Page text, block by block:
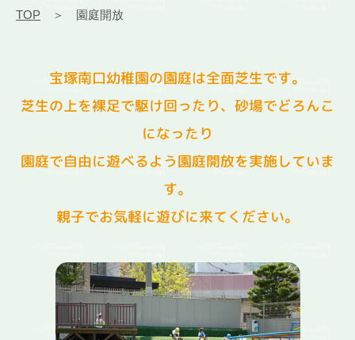
TOP ＞ 園庭開放
宝塚南口幼稚園の園庭は全面芝生です。
芝生の上を裸足で駆け回ったり、砂場でどろんこ
になったり
園庭で自由に遊べるよう園庭開放を実施していま
す。
親子でお気軽に遊びに来てください。